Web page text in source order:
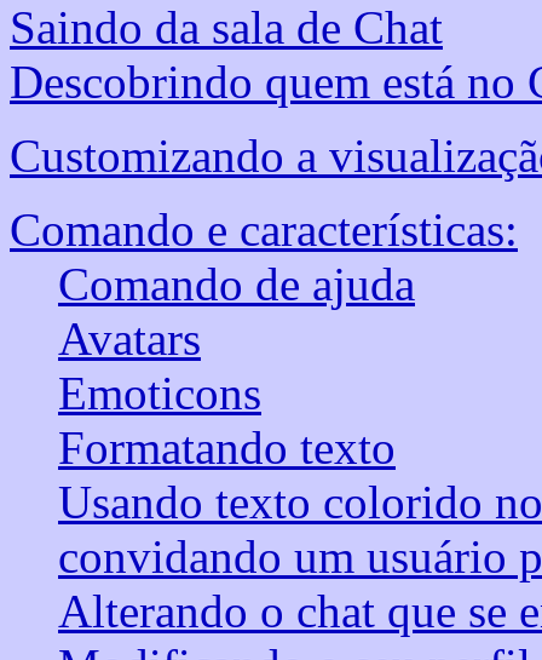
Saindo da sala de Chat
Descobrindo quem está no
Customizando a
Comando e características:
Comando de ajuda
Avatars
Emoticons
Formatando texto
Usando texto colorido
convidando um usuário
Alterando o chat que se